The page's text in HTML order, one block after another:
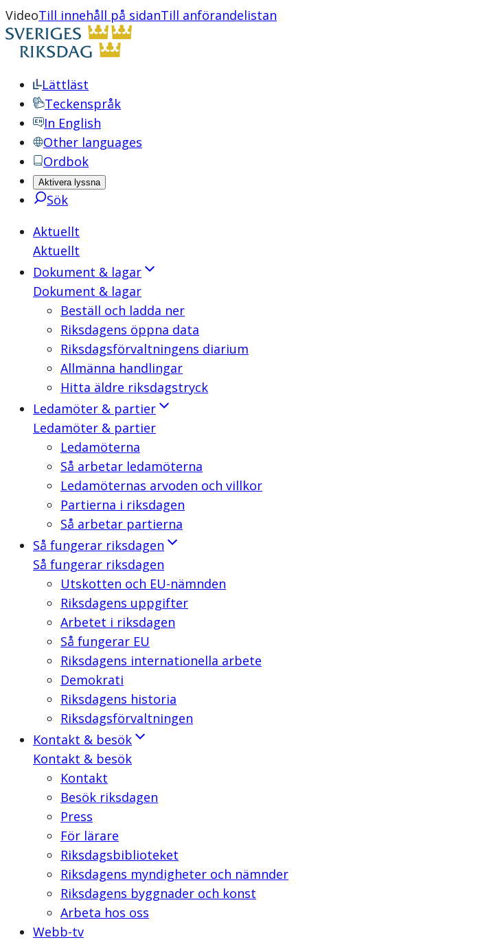
VideoTill innehåll på sidanTill anförandelistan
Lättläst
Teckenspråk
In English
Other languages
Ordbok
Aktivera lyssna
Sök
Aktuellt
Aktuellt
Dokument & lagar
Dokument & lagar
Beställ och ladda ner
Riksdagens öppna data
Riksdagsförvaltningens diarium
Allmänna handlingar
Hitta äldre riksdagstryck
Ledamöter & partier
Ledamöter & partier
Ledamöterna
Så arbetar ledamöterna
Ledamöternas arvoden och villkor
Partierna i riksdagen
Så arbetar partierna
Så fungerar riksdagen
Så fungerar riksdagen
Utskotten och EU-nämnden
Riksdagens uppgifter
Arbetet i riksdagen
Så fungerar EU
Riksdagens internationella arbete
Demokrati
Riksdagens historia
Riksdagsförvaltningen
Kontakt & besök
Kontakt & besök
Kontakt
Besök riksdagen
Press
För lärare
Riksdagsbiblioteket
Riksdagens myndigheter och nämnder
Riksdagens byggnader och konst
Arbeta hos oss
Webb-tv